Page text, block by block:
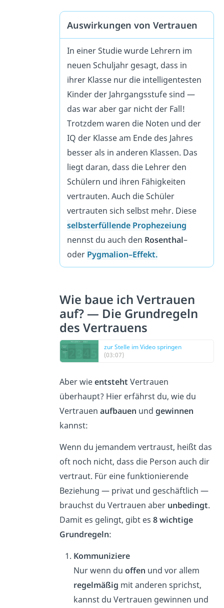
Auswirkungen von Vertrauen
In einer Studie wurde Lehrern im
neuen Schuljahr gesagt, dass in
ihrer Klasse nur die intelligentesten
Kinder der Jahrgangsstufe sind —
das war aber gar nicht der Fall!
Trotzdem waren die Noten und der
IQ der Klasse am Ende des Jahres
besser als in anderen Klassen. Das
liegt daran, dass die Lehrer den
Schülern und ihren Fähigkeiten
vertrauten. Auch die Schüler
vertrauten sich selbst mehr. Diese
selbsterfüllende Prophezeiung
nennst du auch den Rosenthal–
oder Pygmalion–Effekt.
Wie baue ich Vertrauen
auf? — Die Grundregeln
des Vertrauens
zur Stelle im Video springen
(03:07)
Aber wieentsteht Vertrauen
überhaupt? Hier erfährst du, wie du
Vertrauen aufbauen und gewinnen
kannst:
Wenn du jemandem vertraust, heißt das
oft noch nicht, dass die Person auch dir
vertraut. Für eine funktionierende
Beziehung — privat und geschäftlich —
brauchst du Vertrauen aber unbedingt.
Damit es gelingt, gibt es 8 wichtige
Grundregeln:
Kommuniziere
Nur wenn du offen und vor allem
regelmäßig mit anderen sprichst,
kannst du Vertrauen gewinnen und